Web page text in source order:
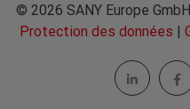
© 2026 SANY Europe
Protection des données |